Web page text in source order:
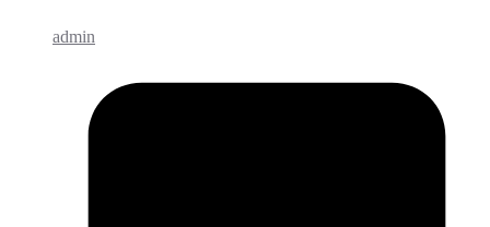
admin